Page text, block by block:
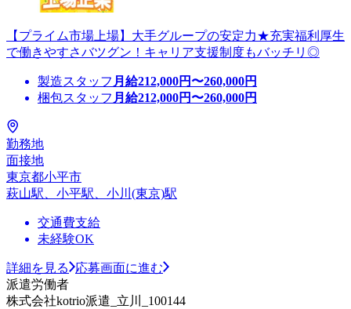
【プライム市場上場】大手グループの安定力★充実福利厚生
で働きやすさバツグン！キャリア支援制度もバッチリ◎
製造スタッフ 月給212,000円〜260,000円
梱包スタッフ 月給212,000円〜260,000円
勤務地
面接地
東京都小平市
萩山駅、小平駅、小川(東京)駅
交通費支給
未経験OK
詳細を見る
応募画面に進む
派遣労働者
株式会社kotrio派遣_立川_100144